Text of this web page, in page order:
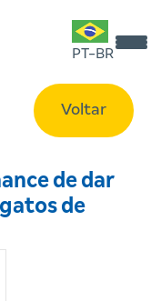
PT-BR
Voltar
de dar
de